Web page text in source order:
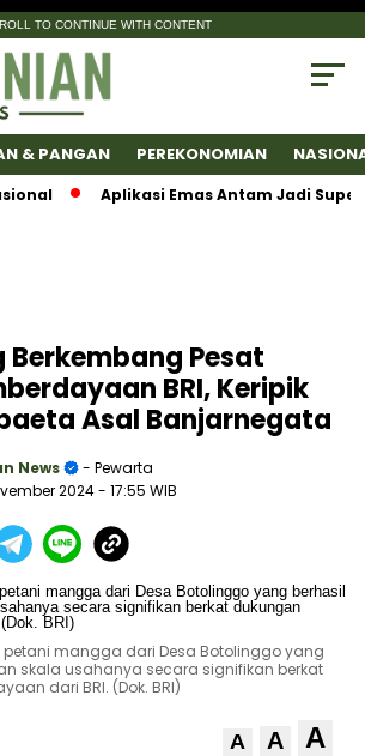
TO CONTINUE WITH CONTENT
& PANGAN PEREKONOMIAN
Aplikasi Emas Antam Jadi
Berkembang Pesat
BRI, Keripik
Asal Banjarnegata
News
- Pewarta
2024- 17:55 WIB
petani mangga dari Desa Botolinggo yang
skala usahanya secara signifikan berkat
dari BRI. (Dok. BRI)
A A A